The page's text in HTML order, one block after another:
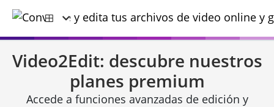
Video2Edit: descubre nuestros
planes premium
Accede a funciones avanzadas de edición y